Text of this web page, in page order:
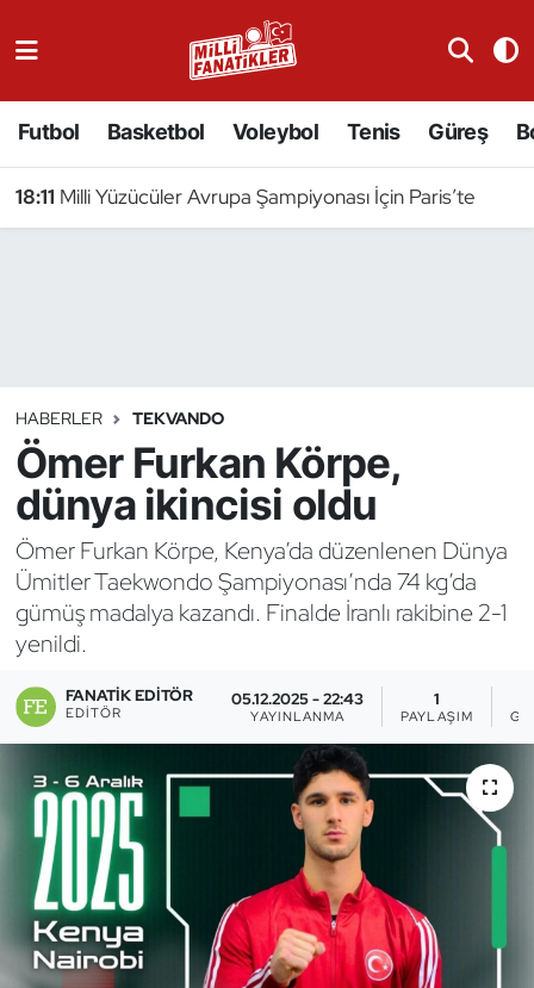
Futbol Basketbol Voleybol Tenis Güreş
18:11 Milli Yüzücüler Avrupa Şampiyonası İçin Paris’te
HABERLER TEKVANDO
Ömer Furkan Körpe,
dünya ikincisi oldu
Ömer Furkan Körpe, Kenya’da düzenlenen Dünya
Ümitler Taekwondo Şampiyonası’nda 74 kg’da
gümüş madalya kazandı. Finalde İranlı rakibine 2-1
yenildi.
FANATIK EDITÖR
EDITÖR
05.12.2025 - 22:43
YAYINLANMA
1
PAYLAŞIM
Badminton
Binicilik
Bisiklet
Bocce Bowling Dart
Boks
Briç
Buz Pateni
Çim Hokeyi
Cimnastik